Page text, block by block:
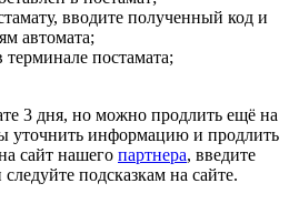
вводите полученный код и
автомата;
терминале постамата;
3 дня, но можно продлить ещё на
уточнить информацию и продлить
сайт нашего партнера, введите
подсказкам на сайте.